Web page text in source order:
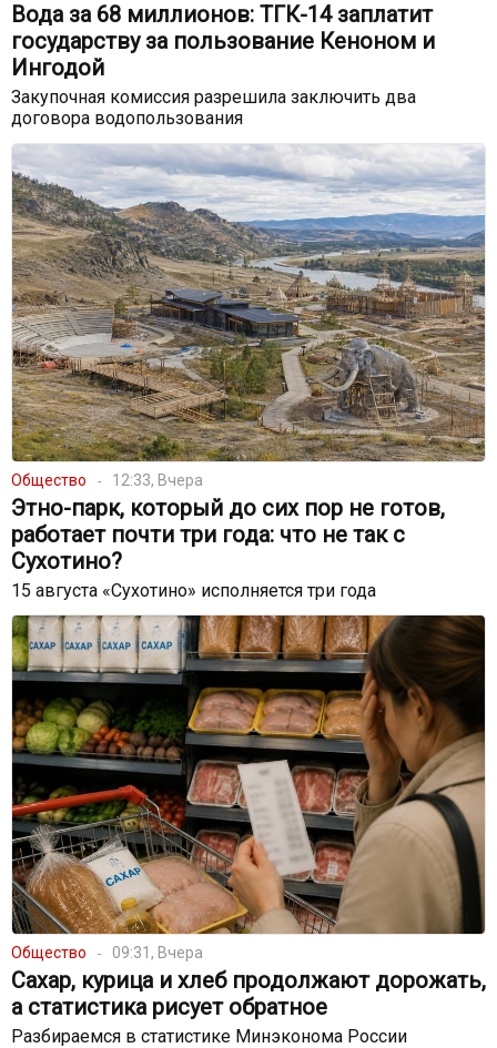
Вода за 68 миллионов: ТГК-14 заплатит
государству за пользование Кеноном и
Ингодой
Закупочная комиссия разрешила заключить два
договора водопользования
Общество 12:33, Вчера
Этно-парк, который до сих пор не готов,
работает почти три года: что не так с
Сухотино?
15 августа «Сухотино» исполняется три года
Общество 09:31, Вчера
Сахар, курица и хлеб продолжают дорожать,
а статистика рисует обратное
Разбираемся в статистике Минэконома России